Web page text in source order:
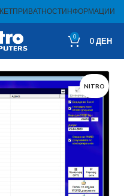
ПРИВАТНОСТИНФОРМАЦИИ
0 0ДЕН
NITRO